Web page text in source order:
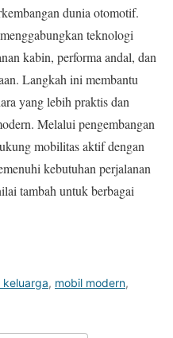
dunia otomotif.
teknologi
kabin, performa andal, dan
Langkah ini membantu
yang lebih praktis dan
Melalui pengembangan
mobilitas aktif dengan
kebutuhan perjalanan
tambah untuk berbagai
keluarga, mobil modern,